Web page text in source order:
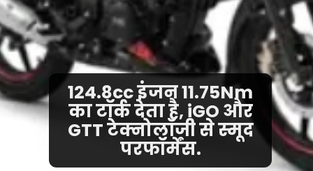
124.8cc इंजन 11.75Nm
का टॉर्क देता है, iGO और
GTT टेक्नोलॉजी से स्मूद
परफॉर्मेंस.